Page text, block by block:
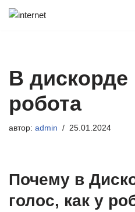
В дискорде
робота
автор: admin 25.01.2024
Почему в
голос, как у